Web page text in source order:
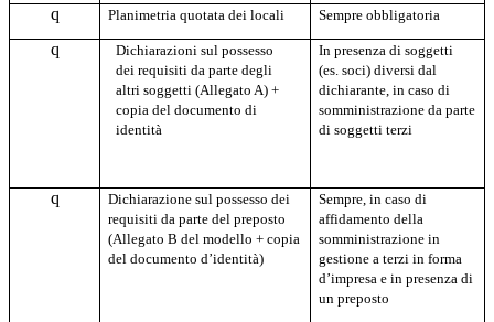
q Planimetria quotata dei locali Sempre obbligatoria
q
Dichiarazioni sul possesso
dei requisiti da parte degli
altri soggetti (Allegato A) +
copia del documento di
identità
In presenza di soggetti
(es. soci) diversi dal
dichiarante, in caso di
somministrazione da parte
di soggetti terzi
q
Dichiarazione sul possesso dei
requisiti da parte del preposto
(Allegato B del modello + copia
del documento d’identità)
Sempre, in caso di
affidamento della
somministrazione in
gestione a terzi in forma
d’impresa e in presenza di
un preposto